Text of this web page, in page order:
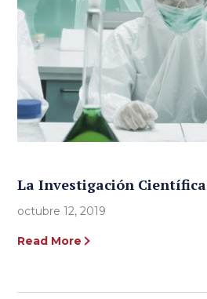
La Investigación Científica
octubre 12, 2019
Read More